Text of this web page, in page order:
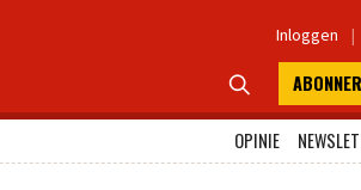
Inloggen |

OPINIE